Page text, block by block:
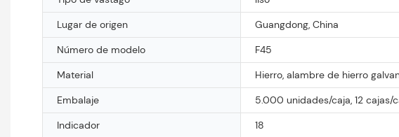
Lugar de origen
Guangdong, China
Número de modelo
F45
Material
Hierro, alambre de hierro
Embalaje
5.000 unidades/caja, 12 cajas/
Indicador
18